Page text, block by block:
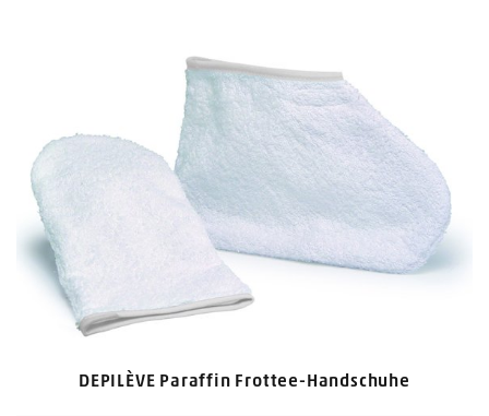
DEPILÈVE Paraffin Frottee-Handschuhe